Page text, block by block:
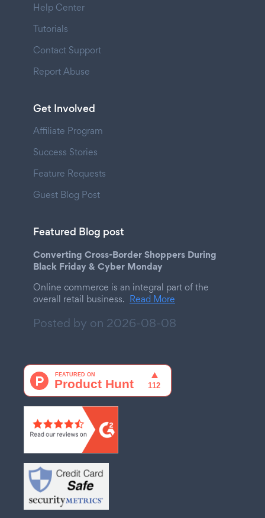
Help Center
Tutorials
Contact Support
Report Abuse
Get Involved
Affiliate Program
Success Stories
Feature Requests
Guest Blog Post
Featured Blog post
Converting Cross-Border Shoppers During
Black Friday & Cyber Monday
Online commerce is an integral part of the
overall retail business. Read More
Posted by on 2026-08-08